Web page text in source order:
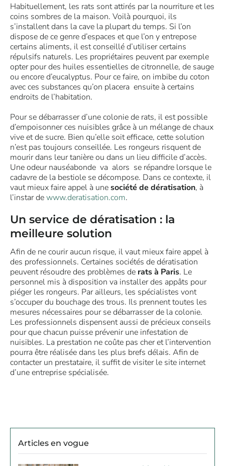
Habituellement, les rats sont attirés par la nourriture et les
coins sombres de la maison. Voilà pourquoi, ils
s’installent dans la cave la plupart du temps. Si l’on
dispose de ce genre d’espaces et que l’on y entrepose
certains aliments, il est conseillé d’utiliser certains
répulsifs naturels. Les propriétaires peuvent par exemple
opter pour des huiles essentielles de citronnelle, de sauge
ou encore d’eucalyptus. Pour ce faire, on imbibe du coton
avec ces substances qu’on placera ensuite à certains
endroits de l’habitation.
Pour se débarrasser d’une colonie de rats, il est possible
d’empoisonner ces nuisibles grâce à un mélange de chaux
vive et de sucre. Bien qu’elle soit efficace, cette solution
n’est pas toujours conseillée. Les rongeurs risquent de
mourir dans leur tanière ou dans un lieu difficile d’accès.
Une odeur nauséabonde va alors se répandre lorsque le
cadavre de la bestiole se décompose. Dans ce contexte, il
vaut mieux faire appel à unesociété de dératisation, à
l’instar dewww.deratisation.com.
Un service de dératisation : la
meilleure solution
Afin de ne courir aucun risque, il vaut mieux faire appel à
des professionnels. Certaines sociétés de dératisation
peuvent résoudre des problèmes de rats à Paris. Le
personnel mis à disposition va installer des appâts pour
piéger les rongeurs. Par ailleurs, les spécialistes vont
s’occuper du bouchage des trous. Ils prennent toutes les
mesures nécessaires pour se débarrasser de la colonie.
Les professionnels dispensent aussi de précieux conseils
pour que chacun puisse prévenir une infestation de
nuisibles. La prestation ne coûte pas cher et l’intervention
pourra être réalisée dans les plus brefs délais. Afin de
contacter un prestataire, il suffit de visiter le site internet
d’une entreprise spécialisée.
Articles en vogue